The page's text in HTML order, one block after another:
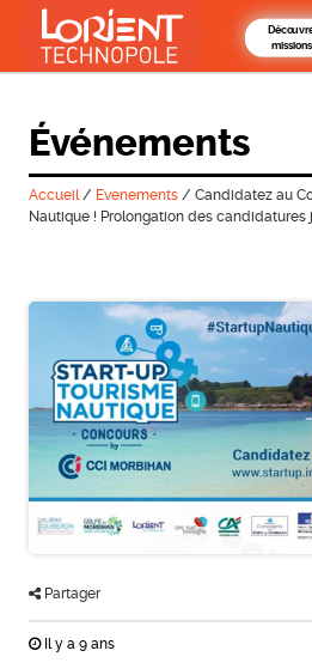
Événements
Accueil/ Evenements/ Candidatez au
Nautique ! Prolongation des candidatures
Partager
Il y a 9 ans